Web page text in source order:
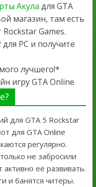
Акула для GTA
магазин, там есть
Games.
PC и получите
лучшего!*
игру GTA Online
для GTA 5 Rockstar
для GTA Online
регулярно.
не забросили
её развивать.
и банятся читеры.